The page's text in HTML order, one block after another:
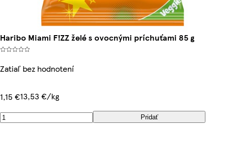
Haribo Miami F!ZZ želé s ovocnými príchuťami 85 g
Zatiaľ bez hodnotení
1,15 €13,53 €/kg
Pridať